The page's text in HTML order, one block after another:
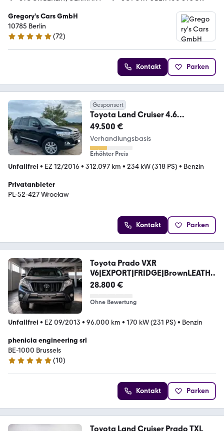
Gregory's Cars GmbH
10785 Berlin
5 Sterne
(72)
Kontakt Parken
Gesponsert
Toyota Land Cruiser 4.6
Benzin/Lpg
49.500 €
Verhandlungsbasis
Erhöhter Preis
Unfallfrei • EZ 12/2016• 312.097 km • 234 kW (318 PS) • Benzin
Privatanbieter
PL-52-427 Wrocław
Kontakt Parken
Toyota Prado VXR
V6|EXPORT|FRIDGE|BrownLEATHE
R|360|PANO
28.800 €
Ohne Bewertung
Unfallfrei • EZ 09/2013 • 96.000 km • 170 kW (231 PS) • Benzin
phenicia engineering srl
BE-1000 Brussels
5 Sterne
(10)
Kontakt Parken
Toyota Land Cruiser Prado TXL